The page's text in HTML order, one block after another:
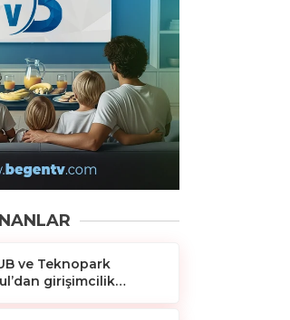
ve Teknopark
girişimcilik